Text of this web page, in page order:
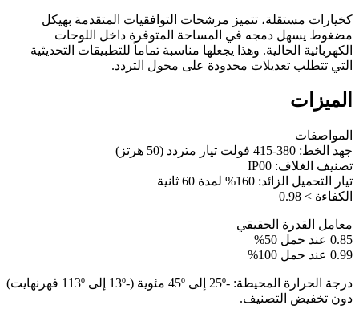
كخيارات مستقلة، تتميز مرشحات التوافقيات المتقدمة بهيكل
مضغوط يسهل دمجه في المساحة المتوفرة داخل اللوحات
الكهربائية الحالية. وهذا يجعلها مناسبة تماماً للتطبيقات التحديثية
التي تتطلب تعديلات محدودة على محول التردد.
الميزات
المواصفات
جهد الخط: 380-415 فولت تيار متردد (50 هرتز)
تصنيف الغلاف: IP00
تيار التحميل الزائد: 160% لمدة 60 ثانية
الكفاءة > 0.98
معامل القدرة الحقيقي
0.85 عند حمل 50%
0.99 عند حمل 100%
درجة الحرارة المحيطة: -25º إلى 45º مئوية (-13º إلى 113º فهرنهايت)
دون تخفيض التصنيف.